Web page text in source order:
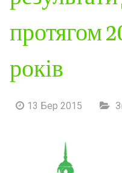
протягом
років
13 Бер 2015